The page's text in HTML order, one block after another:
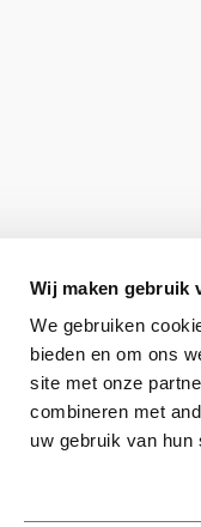
Wij maken gebruik
We gebruiken
bieden en om ons
site met onze
combineren met
uw gebruik van hun